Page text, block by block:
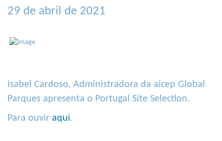
29 de abril de 2021
Isabel Cardoso, Administradora da aicep Global
Parques apresenta o Portugal Site Selection.
Para ouvir aqui.